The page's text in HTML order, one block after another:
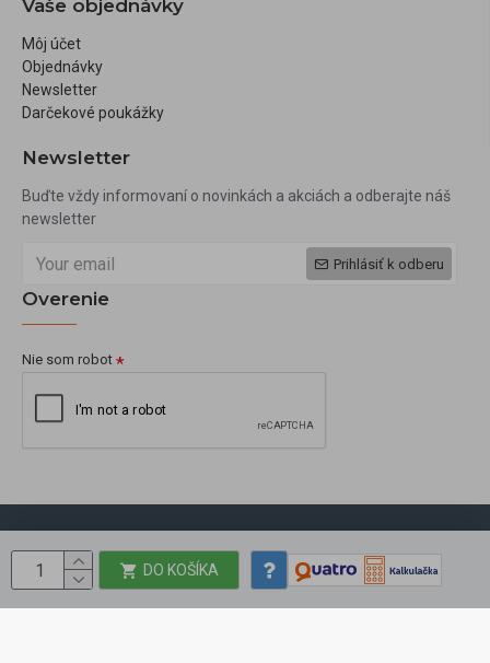
DO KOŠÍKA
Vaše objednávky
Môj účet
Objednávky
Newsletter
Darčekové poukážky
Newsletter
Buďte vždy informovaní o novinkách a akciách a odberajte náš
newsletter
Prihlásiť k odberu
Overenie
Nie som robot